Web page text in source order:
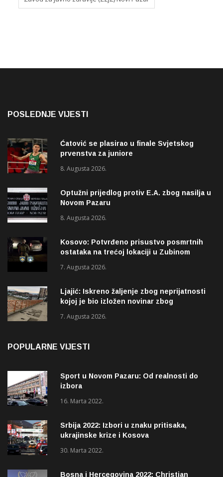
POSLEDNJE VIJESTI
Ćatović se plasirao u finale Svjetskog
prvenstva za juniore
8. Augusta 2026.
Optužni prijedlog protiv E.A. zbog nasilja u
Novom Pazaru
8. Augusta 2026.
Kosovo: Potvrđeno prisustvo posmrtnih
ostataka na trećoj lokaciji u Zubinom
7. Augusta 2026.
Ljajić: Iskreno žaljenje zbog neprijatnosti
kojoj je bio izložen novinar zbog
7. Augusta 2026.
POPULARNE VIJESTI
Sport u Novom Pazaru: Od realnosti do
izbora
16. Marta 2022.
Srbija 2022: Izbori u znaku pritisaka,
ukrajinske krize i Kosova
30. Marta 2022.
Bosna i Hercegovina 2022: Christian